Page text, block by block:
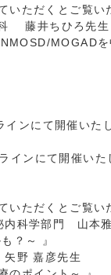
いただくとご覧
科 藤井ちひろ先生
MOGAD
ンにて開催いた
ンにて開催いた
いただくとご覧
内科学部門 山本
？～ 』
野 嘉彦先生